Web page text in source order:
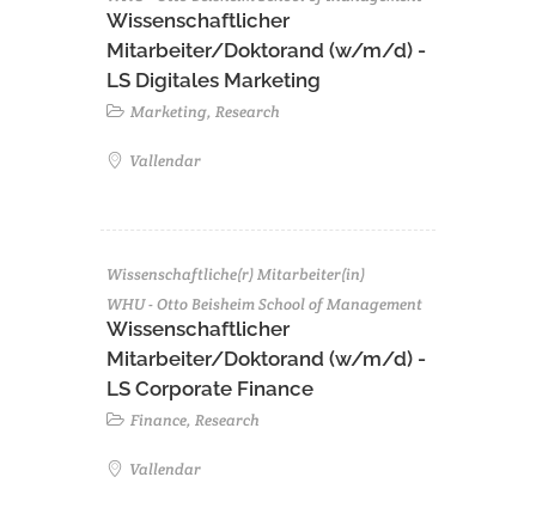
Wissenschaftlicher
Mitarbeiter/Doktorand (w/m/d) -
LS Digitales Marketing
Marketing, Research
Vallendar
Wissenschaftliche(r) Mitarbeiter(in)
WHU - Otto Beisheim School of Management
Wissenschaftlicher
Mitarbeiter/Doktorand (w/m/d) -
LS Corporate Finance
Finance, Research
Vallendar